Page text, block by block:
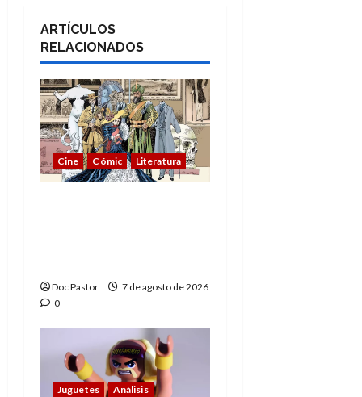
ARTÍCULOS
RELACIONADOS
Cine Cómic Literatura
Doc Pastor
7 de agosto de 2026
0
Juguetes
Análisis